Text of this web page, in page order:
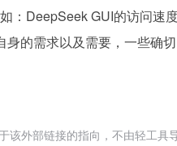
：DeepSeek GUI的访问速
的需求以及需要，一些确
该外部链接的指向，不由轻工具